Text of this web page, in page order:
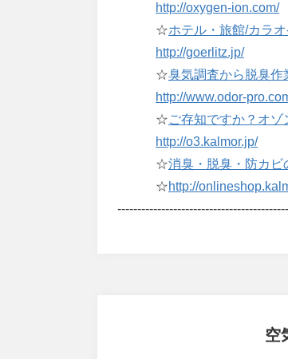
http://oxygen-ion.com/
☆ホテル・旅館/カラ
http://goerlitz.jp/
☆臭気調査から脱臭作
http://www.odor-
☆ご存知ですか？オゾ
http://o3.kalmor.jp/
☆消臭・脱臭・防カビ
☆http://
空